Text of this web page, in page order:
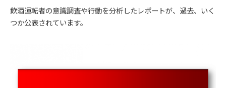
飲酒運転者の意識調査や行動を分析したレポートが、過去、いく
つか公表されています。